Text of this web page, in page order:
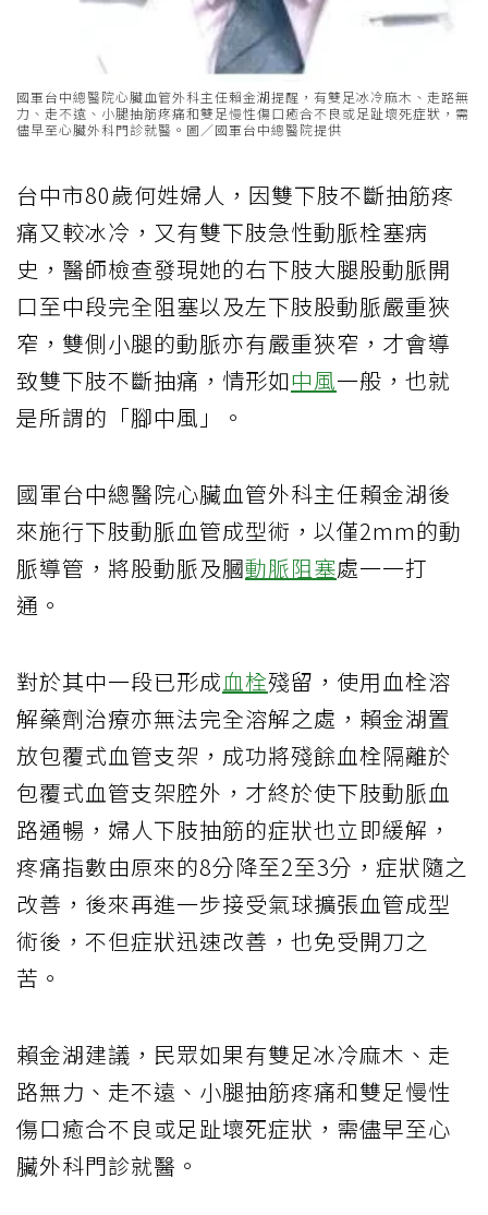
國軍台中總醫院心臟血管外科主任賴金湖提醒，有雙足冰冷麻木、走路無
力、走不遠、小腿抽筋疼痛和雙足慢性傷口癒合不良或足趾壞死症狀，需
儘早至心臟外科門診就醫。圖／國軍台中總醫院提供
台中市80歲何姓婦人，因雙下肢不斷抽筋疼
痛又較冰冷，又有雙下肢急性動脈栓塞病
史，醫師檢查發現她的右下肢大腿股動脈開
口至中段完全阻塞以及左下肢股動脈嚴重狹
窄，雙側小腿的動脈亦有嚴重狹窄，才會導
致雙下肢不斷抽痛，情形如中風一般，也就
是所謂的「腳中風」。
國軍台中總醫院心臟血管外科主任賴金湖後
來施行下肢動脈血管成型術，以僅2mm的動
脈導管，將股動脈及膕動脈阻塞處一一打
通。
對於其中一段已形成血栓殘留，使用血栓溶
解藥劑治療亦無法完全溶解之處，賴金湖置
放包覆式血管支架，成功將殘餘血栓隔離於
包覆式血管支架腔外，才終於使下肢動脈血
路通暢，婦人下肢抽筋的症狀也立即緩解，
疼痛指數由原來的8分降至2至3分，症狀隨之
改善，後來再進一步接受氣球擴張血管成型
術後，不但症狀迅速改善，也免受開刀之
苦。
賴金湖建議，民眾如果有雙足冰冷麻木、走
路無力、走不遠、小腿抽筋疼痛和雙足慢性
傷口癒合不良或足趾壞死症狀，需儘早至心
臟外科門診就醫。